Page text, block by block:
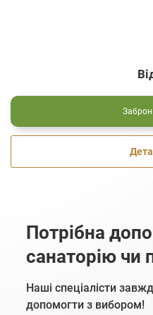
Потрібна
санаторію чи
Наші спеціалісти
допомогти з вибором!